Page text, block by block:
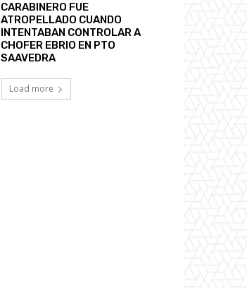
CARABINERO FUE
ATROPELLADO CUANDO
INTENTABAN CONTROLAR A
CHOFER EBRIO EN PTO
SAAVEDRA
Load more